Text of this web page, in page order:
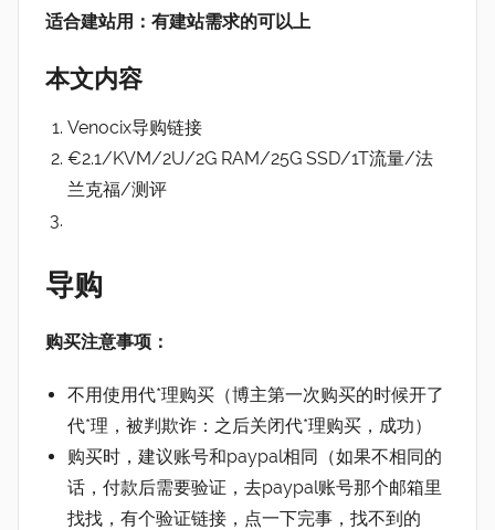
适合建站用：有建站需求的可以上
本文内容
Venocix导购链接
€2.1/KVM/2U/2G RAM/25G SSD/1T流量/法
兰克福/测评
导购
购买注意事项：
不用使用代*理购买（博主第一次购买的时候开了
代*理，被判欺诈：之后关闭代*理购买，成功）
购买时，建议账号和paypal相同（如果不相同的
话，付款后需要验证，去paypal账号那个邮箱里
找找，有个验证链接，点一下完事，找不到的